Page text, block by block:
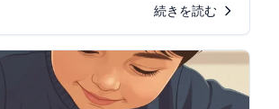
続きを読む